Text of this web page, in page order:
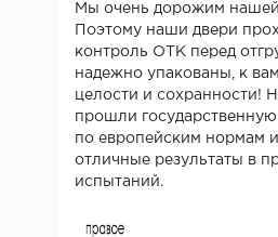
Мы очень дорожим нашей
Поэтому наши двери
контроль ОТК перед
надежно упакованы, к
целости и сохранности!
прошли
по европейским нормам
отличные результаты в
испытаний.